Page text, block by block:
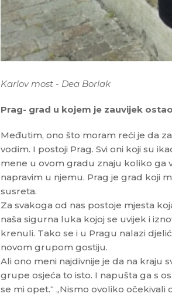
Karlov most - Dea Borlak
Prag- grad u kojem je zauvijek
Međutim, ono što moram reći je da
vodim. I postoji Prag. Svi oni koji su
mene u ovom gradu znaju koliko ga
napravim u njemu. Prag je grad koji
susreta.
Za svakoga od nas postoje mjesta
naša sigurna luka kojoj se uvijek i
krenuli. Tako se i u Pragu nalazi
novom grupom gostiju.
Ali ono meni najdivnije je da na kraju
grupe osjeća to isto. I napušta ga s
se mi opet.“ „Nismo ovoliko očekivali